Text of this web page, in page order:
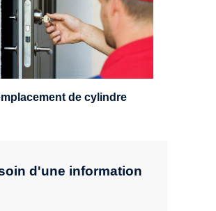
d'une information
et remplacer un cylindre
à 5 leviers ou à 3
Mul-T-Lock ou encore
multipoints.
de cylindre